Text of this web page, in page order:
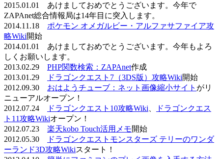
2015.01.01 あけましておめでとうございます。今年で
ZAPAnet総合情報局は14年目に突入します。
2014.11.18 ポケモン オメガルビー・アルファサファイア攻
略Wiki開始
2014.01.01 あけましておめでとうございます。今年もよろ
しくお願いします。
2013.02.29 PHP関数検索：ZAPAnet作成
2013.01.29
ドラゴンクエスト7（3DS版）攻略Wiki開始
2012.09.30 おはようチューブ：ネット画像縮小サイト がリ
ニューアルオープン！
2012.07.24
ドラゴンクエスト10攻略Wiki
ドラゴンクエス
ト11攻略Wikiオープン！
2012.07.23 楽天kobo Touch活用メモ開始
2012.05.30
ドラゴンクエストモンスターズ テリーのワンダ
ーランド3D攻略Wikiスタート！